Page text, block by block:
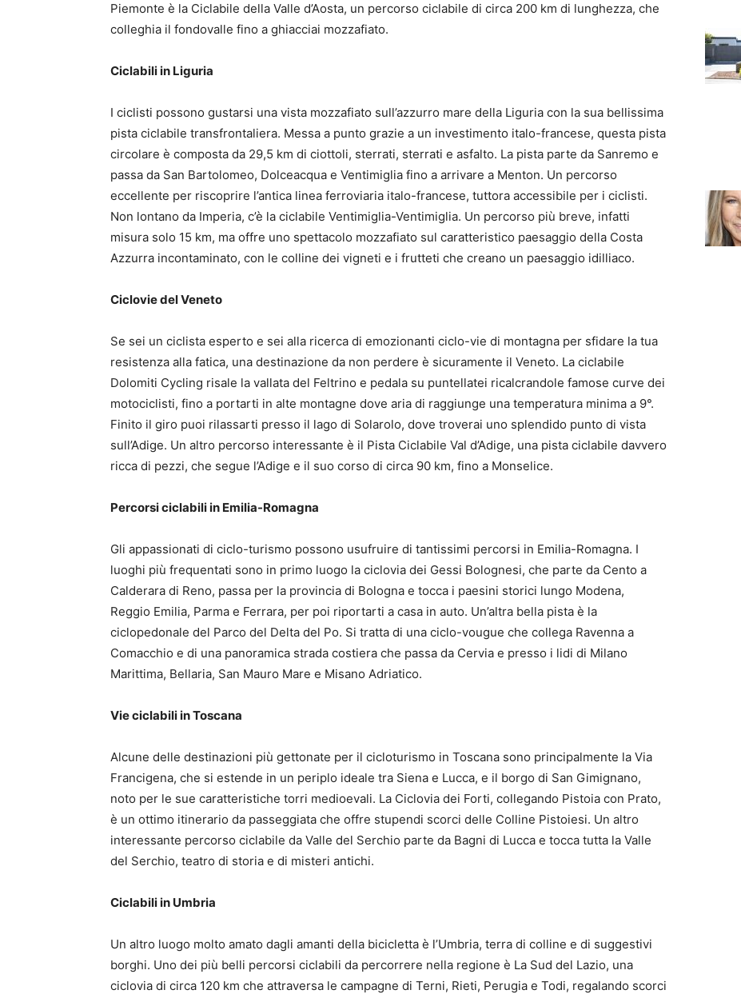
Piemonte è la Ciclabile della Valle d’Aosta, un percorso ciclabile di circa 200 km di lunghezza, che
colleghia il fondovalle fino a ghiacciai mozzafiato.
Ciclabili in Liguria
I ciclisti possono gustarsi una vista mozzafiato sull’azzurro mare della Liguria con la sua bellissima
pista ciclabile transfrontaliera. Messa a punto grazie a un investimento italo-francese, questa pista
circolare è composta da 29,5 km di ciottoli, sterrati, sterrati e asfalto. La pista parte da Sanremo e
passa da San Bartolomeo, Dolceacqua e Ventimiglia fino a arrivare a Menton. Un percorso
eccellente per riscoprire l’antica linea ferroviaria italo-francese, tuttora accessibile per i ciclisti.
Non lontano da Imperia, c’è la ciclabile Ventimiglia-Ventimiglia. Un percorso più breve, infatti
misura solo 15 km, ma offre uno spettacolo mozzafiato sul caratteristico paesaggio della Costa
Azzurra incontaminato, con le colline dei vigneti e i frutteti che creano un paesaggio idilliaco.
Ciclovie del Veneto
Se sei un ciclista esperto e sei alla ricerca di emozionanti ciclo-vie di montagna per sfidare la tua
resistenza alla fatica, una destinazione da non perdere è sicuramente il Veneto. La ciclabile
Dolomiti Cycling risale la vallata del Feltrino e pedala su puntellatei ricalcrandole famose curve dei
motociclisti, fino a portarti in alte montagne dove aria di raggiunge una temperatura minima a 9°.
Finito il giro puoi rilassarti presso il lago di Solarolo, dove troverai uno splendido punto di vista
sull’Adige. Un altro percorso interessante è il Pista Ciclabile Val d’Adige, una pista ciclabile davvero
ricca di pezzi, che segue l’Adige e il suo corso di circa 90 km, fino a Monselice.
Percorsi ciclabili in Emilia-Romagna
Gli appassionati di ciclo-turismo possono usufruire di tantissimi percorsi in Emilia-Romagna. I
luoghi più frequentati sono in primo luogo la ciclovia dei Gessi Bolognesi, che parte da Cento a
Calderara di Reno, passa per la provincia di Bologna e tocca i paesini storici lungo Modena,
Reggio Emilia, Parma e Ferrara, per poi riportarti a casa in auto. Un’altra bella pista è la
ciclopedonale del Parco del Delta del Po. Si tratta di una ciclo-vougue che collega Ravenna a
Comacchio e di una panoramica strada costiera che passa da Cervia e presso i lidi di Milano
Marittima, Bellaria, San Mauro Mare e Misano Adriatico.
Vie ciclabili in Toscana
Alcune delle destinazioni più gettonate per il cicloturismo in Toscana sono principalmente la Via
Francigena, che si estende in un periplo ideale tra Siena e Lucca, e il borgo di San Gimignano,
noto per le sue caratteristiche torri medioevali. La Ciclovia dei Forti, collegando Pistoia con Prato,
è un ottimo itinerario da passeggiata che offre stupendi scorci delle Colline Pistoiesi. Un altro
interessante percorso ciclabile da Valle del Serchio parte da Bagni di Lucca e tocca tutta la Valle
del Serchio, teatro di storia e di misteri antichi.
Ciclabili in Umbria
Un altro luogo molto amato dagli amanti della bicicletta è l’Umbria, terra di colline e di suggestivi
borghi. Uno dei più belli percorsi ciclabili da percorrere nella regione è La Sud del Lazio, una
ciclovia di circa 120 km che attraversa le campagne di Terni, Rieti, Perugia e Todi, regalando scorci